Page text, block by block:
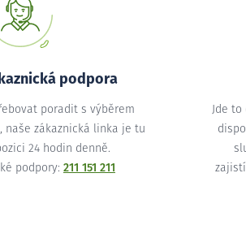
podpora
poradit s výběrem
zákaznická linka je tu
24 hodin denně.
podpory: 211 151 211
Jde